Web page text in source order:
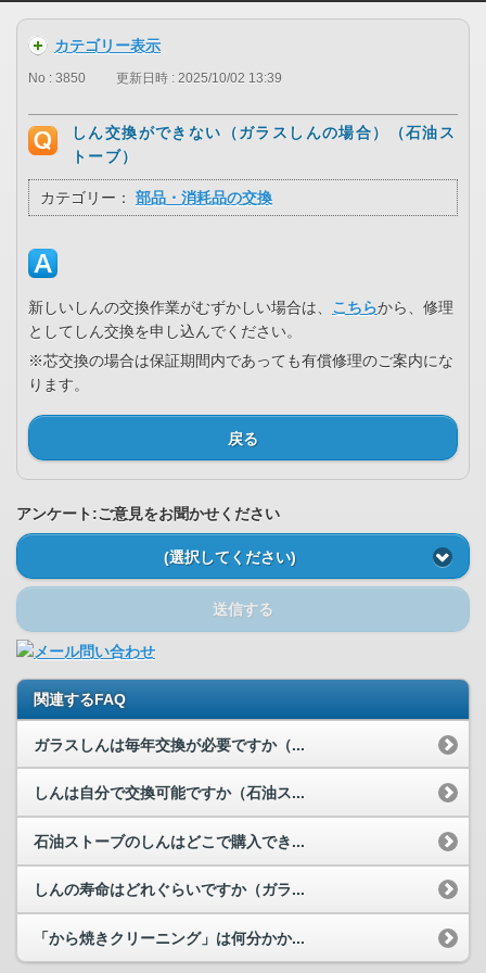
カテゴリー表示
No : 3850 更新日時 : 2025/10/02 13:39
しん交換ができない（ガラスしんの場合）（石油ス
トーブ）
カテゴリー： 部品・消耗品の交換
新しいしんの交換作業がむずかしい場合は、 こちらから、修理
としてしん交換を申し込んでください。
※芯交換の場合は保証期間内であっても有償修理のご案内にな
ります。
戻る
アンケート:ご意見をお聞かせください
(選択してください)
送信する
関連するFAQ
ガラスしんは毎年交換が必要ですか（...
しんは自分で交換可能ですか（石油ス...
石油ストーブのしんはどこで購入でき...
しんの寿命はどれぐらいですか（ガラ...
「から焼きクリーニング」は何分かか...